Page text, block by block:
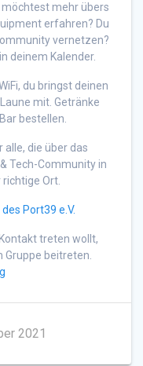
mehr übers
erfahren? Du
vernetzen?
deinem Kalender.
du bringst deinen
mit. Getränke
bestellen.
alle, die über das
Tech-Community in
Ort.
Port39 e.V.
treten wollt,
Gruppe beitreten.
2021